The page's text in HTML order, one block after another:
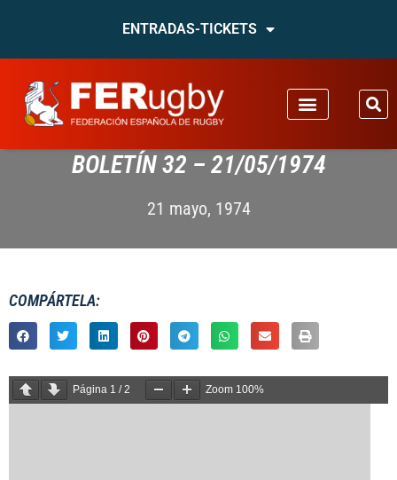
ENTRADAS-TICKETS
BOLETÍN 32 – 21/05/1974
21 mayo, 1974
COMPÁRTELA:
Página 1 /2 Zoom 100%